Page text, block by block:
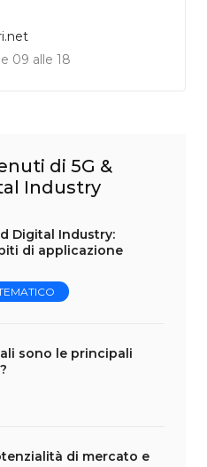
09 alle 18
di 5G &
Industry
Digital Industry:
di applicazione
sono le principali
di mercato e